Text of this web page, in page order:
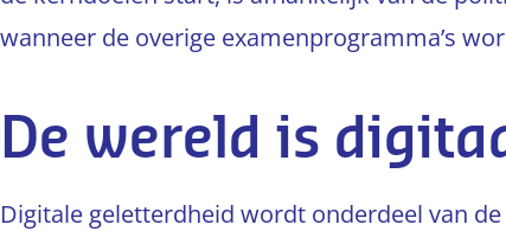
wanneer de overige examenprogramma’s
De wereld is
Digitale geletterdheid wordt onderdeel van